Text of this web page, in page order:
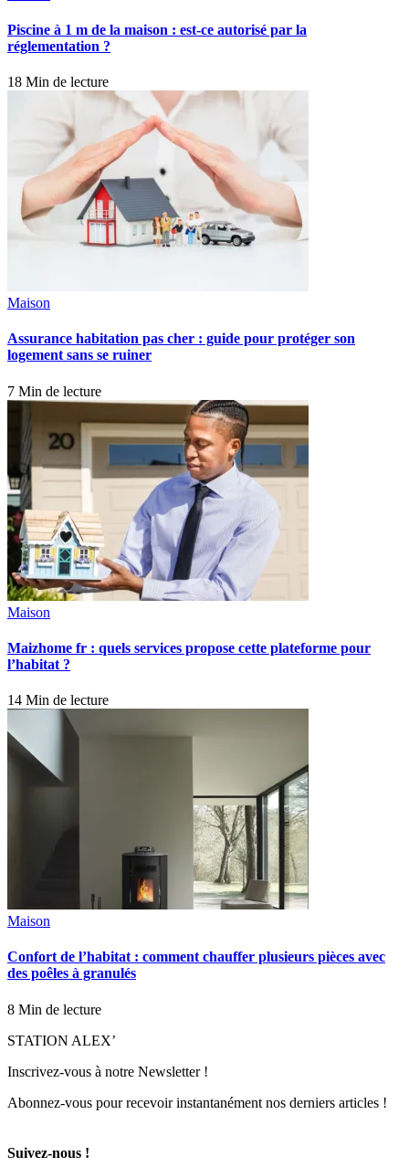
Piscine à 1 m de la maison : est-ce autorisé par la
réglementation ?
18 Min de lecture
Maison
Assurance habitation pas cher : guide pour protéger son
logement sans se ruiner
7 Min de lecture
Maison
Maizhome fr : quels services propose cette plateforme pour
l’habitat ?
14 Min de lecture
Maison
Confort de l’habitat : comment chauffer plusieurs pièces avec
des poêles à granulés
8 Min de lecture
STATION ALEX’
Inscrivez-vous à notre Newsletter !
Abonnez-vous pour recevoir instantanément nos derniers articles !
Suivez-nous !